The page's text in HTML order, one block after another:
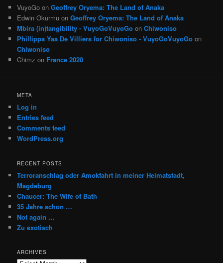
VuyoGo onGeoffrey Oryema: The Land of Anaka
Edwin Okurmu onGeoffrey Oryema: The Land of Anaka
Mbira (in)tangibility - VuyoGoVuyoGo onChiwoniso
Phillippa Yaa De Villiers for Chiwoniso - VuyoGoVuyoGo on
Chiwoniso
Chimz on France 2020
META
Log in
Entries feed
Comments feed
WordPress.org
RECENT POSTS
Terroranschlag oder Amokfahrt in meiner Heimatstadt,
Magdeburg
Chaucer: The Wife of Bath
35 Jahre schon …
Not again …
Zu exotisch
ARCHIVES